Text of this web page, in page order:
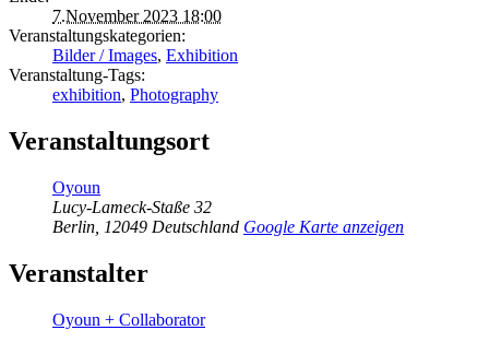
7.November 2023 18:00
Veranstaltungskategorien:
Bilder / Images, Exhibition
Veranstaltung-Tags:
exhibition, Photography
Veranstaltungsort
Oyoun
Lucy-Lameck-Staße 32
Berlin 12049 Deutschland Google Karte anzeigen
Veranstalter
Oyoun + Collaborator